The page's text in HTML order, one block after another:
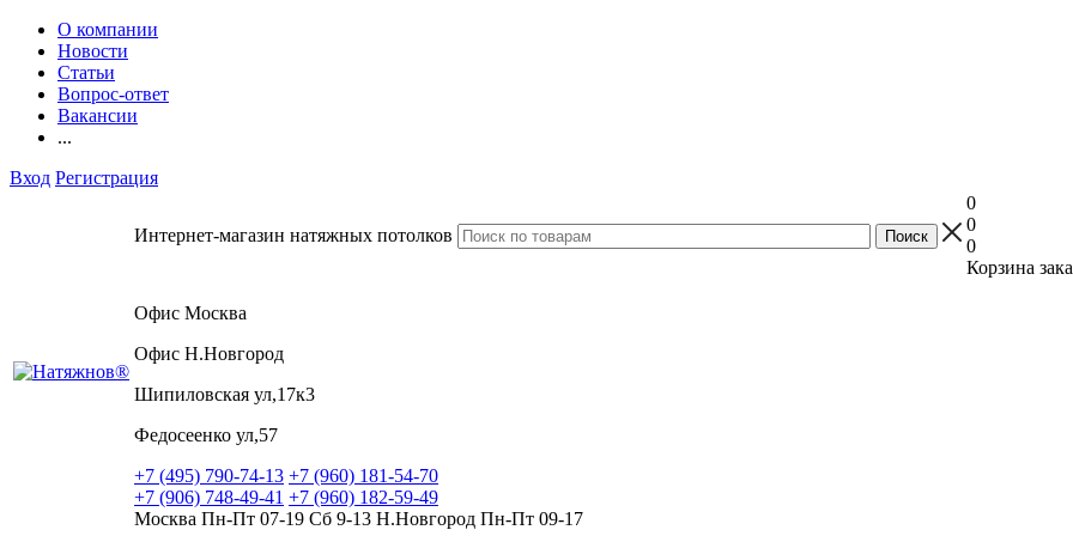
О компании
Новости
Статьи
Вопрос-ответ
Вакансии
...
Вход Регистрация
Интернет-магазин натяжных потолков
0
0
0
Корзина
Офис Москва
Офис Н.Новгород
Шипиловская ул,17к3
Федосеенко ул,57
+7 (495) 790-74-13 +7 (960) 181-54-70
+7 (906) 748-49-41 +7 (960) 182-59-49
Москва Пн-Пт 07-19 Сб 9-13 Н.Новгород Пн-Пт 09-17